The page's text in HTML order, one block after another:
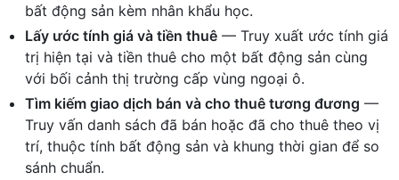
bất động sản kèm nhân khẩu học.
Lấy ước tính giá và tiền thuê — Truy xuất ước tính giá
trị hiện tại và tiền thuê cho một bất động sản cùng
với bối cảnh thị trường cấp vùng ngoại ô.
Tìm kiếm giao dịch bán và cho thuê tương đương —
Truy vấn danh sách đã bán hoặc đã cho thuê theo vị
trí, thuộc tính bất động sản và khung thời gian để so
sánh chuẩn.